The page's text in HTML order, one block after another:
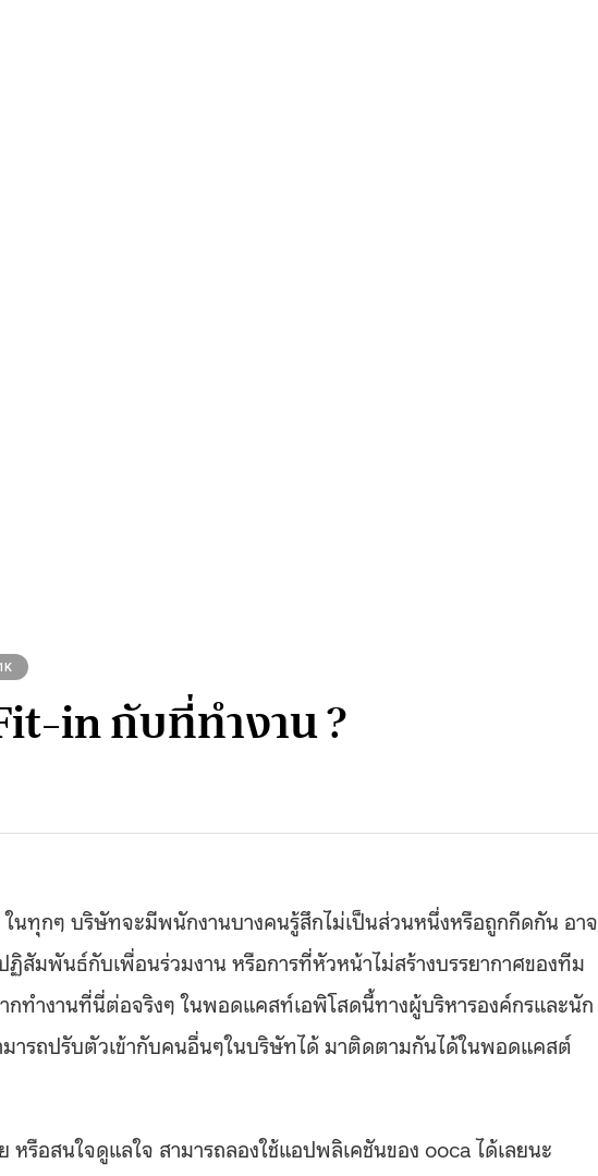
in กับที่ทำงาน ?
นทุกๆ บริษัทจะมีพนักงานบางคนรู้สึกไม่เป็นส่วนหนึ่งหรือถูกกีดกัน อาจ
สัมพันธ์กับเพื่อนร่วมงาน หรือการที่หัวหน้าไม่สร้างบรรยากาศของทีม
ากทำงานที่นี่ต่อจริงๆในพอดแคสท์เอพิโสดนี้ทางผู้บริหารองค์กรและนัก
มารถปรับตัวเข้ากับคนอื่นๆในบริษัทได้ มาติดตามกันได้ในพอดแคสต์
รือสนใจดูแลใจ สามารถลองใช้แอปพลิเคชันของ ooca ได้เลยนะ